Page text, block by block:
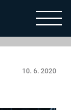
10. 6. 2020